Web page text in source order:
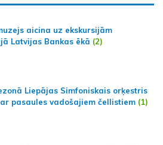
aicina uz ekskursijām
Latvijas Bankas ēkā (2)
Liepājas Simfoniskais orķestris
pasaules vadošajiem čellistiem (1)